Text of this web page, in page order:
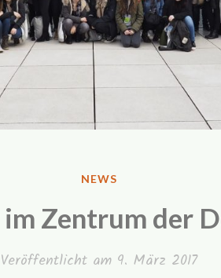
VERÖFFENTLICHT
NEWS
Zentrum der
Veröffentlicht am 9. März 2017